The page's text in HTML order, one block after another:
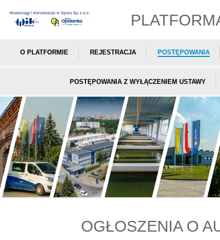
O PLATFORMIE REJESTRACJA POSTĘPOWANIA
POSTĘPOWANIA Z WYŁĄCZENIEM USTAWY
OGŁOSZENIA O